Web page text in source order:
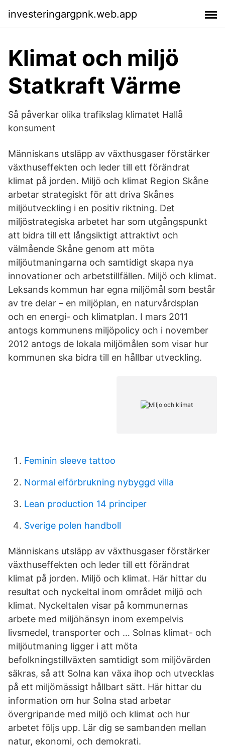
investeringargpnk.web.app
Klimat och miljö
Statkraft Värme
Så påverkar olika trafikslag klimatet Hallå
konsument
Människans utsläpp av växthusgaser förstärker
växthuseffekten och leder till ett förändrat
klimat på jorden. Miljö och klimat Region Skåne
arbetar strategiskt för att driva Skånes
miljöutveckling i en positiv riktning. Det
miljöstrategiska arbetet har som utgångspunkt
att bidra till ett långsiktigt attraktivt och
välmående Skåne genom att möta
miljöutmaningarna och samtidigt skapa nya
innovationer och arbetstillfällen. Miljö och klimat.
Leksands kommun har egna miljömål som består
av tre delar – en miljöplan, en naturvårdsplan
och en energi- och klimatplan. I mars 2011
antogs kommunens miljöpolicy och i november
2012 antogs de lokala miljömålen som visar hur
kommunen ska bidra till en hållbar utveckling.
Feminin sleeve tattoo
Normal elförbrukning nybyggd villa
Lean production 14 principer
Sverige polen handboll
Människans utsläpp av växthusgaser förstärker
växthuseffekten och leder till ett förändrat
klimat på jorden. Miljö och klimat. Här hittar du
resultat och nyckeltal inom området miljö och
klimat. Nyckeltalen visar på kommunernas
arbete med miljöhänsyn inom exempelvis
livsmedel, transporter och … Solnas klimat- och
miljöutmaning ligger i att möta
befolkningstillväxten samtidigt som miljövärden
säkras, så att Solna kan växa ihop och utvecklas
på ett miljömässigt hållbart sätt. Här hittar du
information om hur Solna stad arbetar
övergripande med miljö och klimat och hur
arbetet följs upp. Lär dig se sambanden mellan
natur, ekonomi, och demokrati.